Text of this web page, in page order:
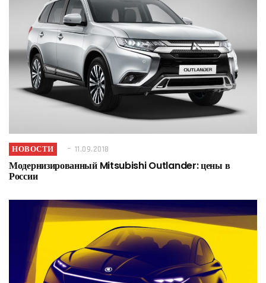
НОВОСТИ 11.09.2018
Модернизированный Mitsubishi Outlander: цены в
России